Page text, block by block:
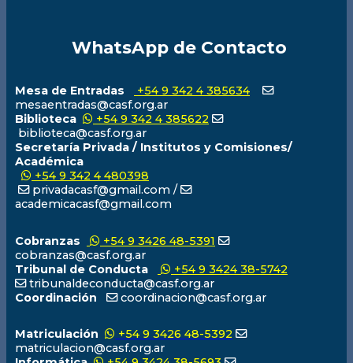
WhatsApp de Contacto
Mesa de Entradas
+54 9 342 4 385634
mesaentradas@casf.org.ar
Biblioteca
+54 9 342 4 385622
biblioteca@casf.org.ar
Secretaría Privada / Institutos y Comisiones/
Académica
+54 9 342 4 480398
privadacasf@gmail.com /
academicacasf@gmail.com
Cobranzas
+54 9 3426 48-5391
cobranzas@casf.org.ar
Tribunal de Conducta
+54 9 3424 38-5742
tribunaldeconducta@casf.org.ar
Coordinación
coordinacion@casf.org.ar
Matriculación
+54 9 3426 48-5392
matriculacion@casf.org.ar